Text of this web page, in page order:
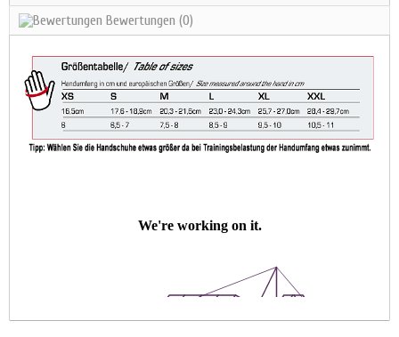
Bewertungen (0)